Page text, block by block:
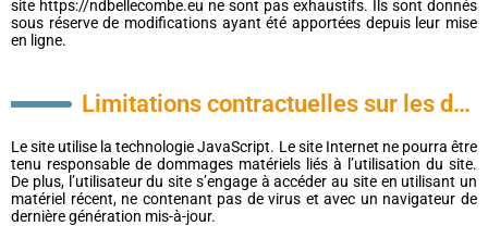
site https://ndbellecombe.eu ne sont pas exhaustifs. Ils sont donnés
sous réserve de modifications ayant été apportées depuis leur mise
en ligne.
Limitations contractuelles sur les données techniques
Le site utilise la technologie JavaScript. Le site Internet ne pourra être
tenu responsable de dommages matériels liés à l’utilisation du site.
De plus, l’utilisateur du site s’engage à accéder au site en utilisant un
matériel récent, ne contenant pas de virus et avec un navigateur de
dernière génération mis-à-jour.